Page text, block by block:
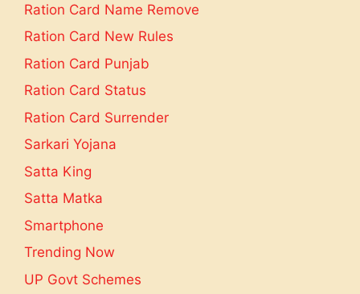
Ration Card Name Remove
Ration Card New Rules
Ration Card Punjab
Ration Card Status
Ration Card Surrender
Sarkari Yojana
Satta King
Satta Matka
Smartphone
Trending Now
UP Govt Schemes